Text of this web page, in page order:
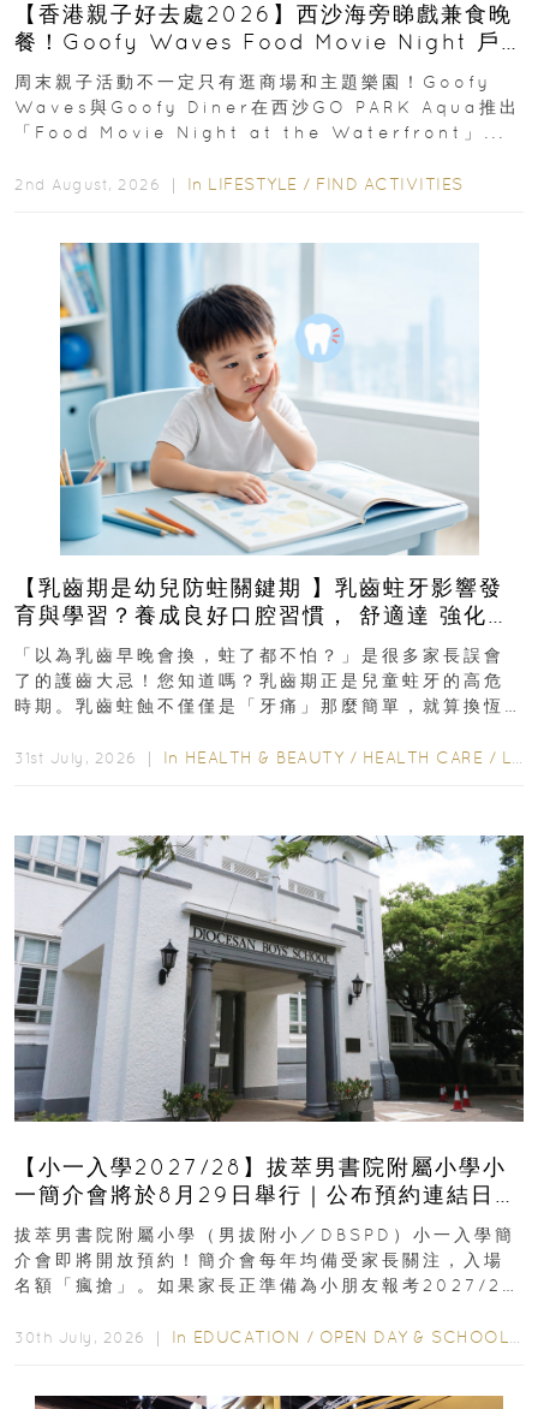
【香港親子好去處2026】西沙海旁睇戲兼食晚
餐！Goofy Waves Food Movie Night 戶
外影院逢週末登場
周末親子活動不一定只有逛商場和主題樂園！Goofy
Waves與Goofy Diner在西沙GO PARK Aqua推出
「Food Movie Night at the Waterfront」...
2nd August, 2026 ｜ In LIFESTYLE / FIND ACTIVITIES
【乳齒期是幼兒防蛀關鍵期 】乳齒蛀牙影響發
育與學習？養成良好口腔習慣， 舒適達 強化琺
瑯質 兒童牙膏防護指南
「以為乳齒早晚會換，蛀了都不怕？」是很多家長誤會
了的護齒大忌！您知道嗎？乳齒期正是兒童蛀牙的高危
時期。乳齒蛀蝕不僅僅是「牙痛」那麼簡單，就算換恆
31st July, 2026 ｜ In HEALTH & BEAUTY / HEALTH CARE / LIFESTYLE
【小一入學2027/28】拔萃男書院附屬小學小
一簡介會將於8月29日舉行｜公布預約連結日期
｜更設有網上重溫
拔萃男書院附屬小學（男拔附小／DBSPD）小一入學簡
介會即將開放預約！簡介會每年均備受家長關注，入場
名額「瘋搶」。如果家長正準備為小朋友報考2027/28
30th July, 2026 ｜ In EDUCATION / OPEN DAY & SCHOOL EVENTS